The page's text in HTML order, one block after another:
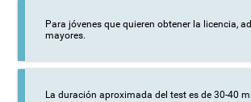
Para jóvenes que quieren obtener la licencia,
mayores.
La duración aproximada del test es de 30-40